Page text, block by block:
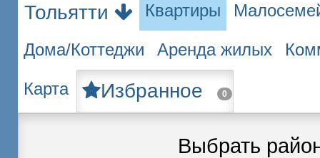
Тольятти Квартиры
Дома/Коттеджи Аренда жилых
Карта Избранное 0
Выбрать